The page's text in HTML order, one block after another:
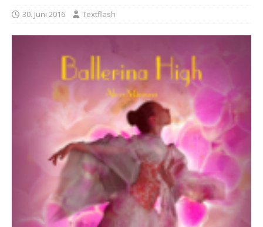
30. Juni 2016 Textflash